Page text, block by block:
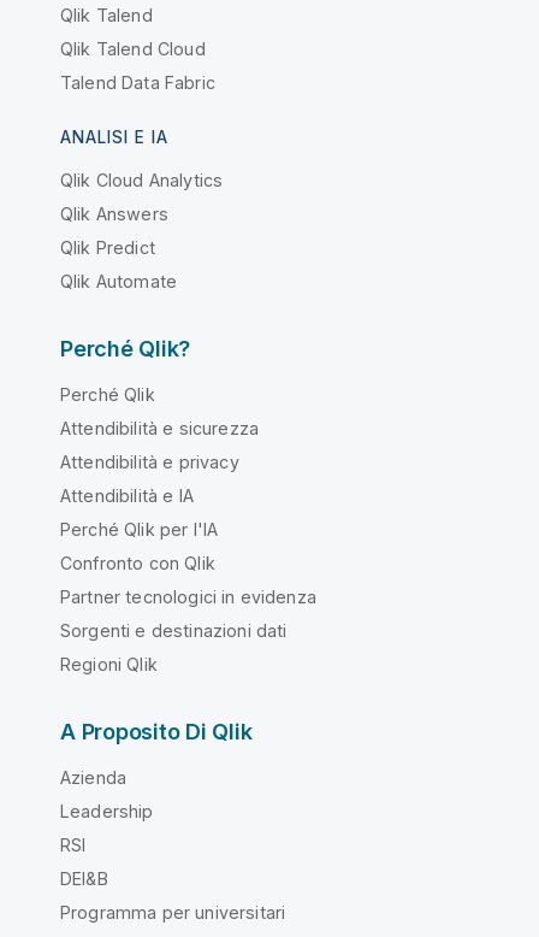
Qlik Talend
Qlik Talend Cloud
Talend Data Fabric
ANALISI E IA
Qlik Cloud Analytics
Qlik Answers
Qlik Predict
Qlik Automate
Perché Qlik?
Perché Qlik
Attendibilità e sicurezza
Attendibilità e privacy
Attendibilità e IA
Perché Qlik per l'IA
Confronto con Qlik
Partner tecnologici in evidenza
Sorgenti e destinazioni dati
Regioni Qlik
A Proposito Di Qlik
Azienda
Leadership
RSI
DEI&B
Programma per universitari